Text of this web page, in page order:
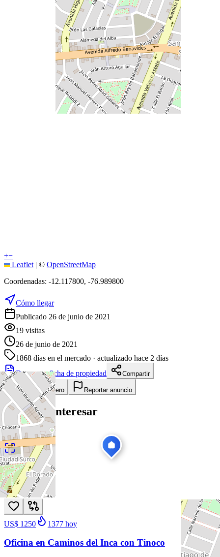
+−
Leaflet | © OpenStreetMap
Coordenadas: -12.117800, -76.989800
Cómo llegar
Publicado 26 de junio de 2021
19 visitas
26 de junio de 2021
1868 días en el mercado · actualizado hace 2 días
Descargar ficha de propiedad
Compartir
Añadir a tablero Reportar anuncio
Te puede interesar
Ver todas
1/14
Alquiler
Nuevo
US$ 1250 1377 hoy
Oficina en Caminos del Inca con Tinoco